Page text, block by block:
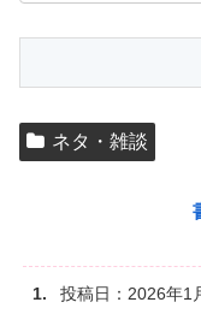
ネタ・雑談
投稿日： 2026年1